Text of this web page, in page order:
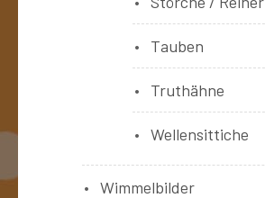
Tauben
Truthähne
Wellensittiche
Wimmelbilder